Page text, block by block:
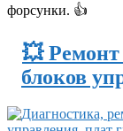
форсунки. 👍
💥
блоков